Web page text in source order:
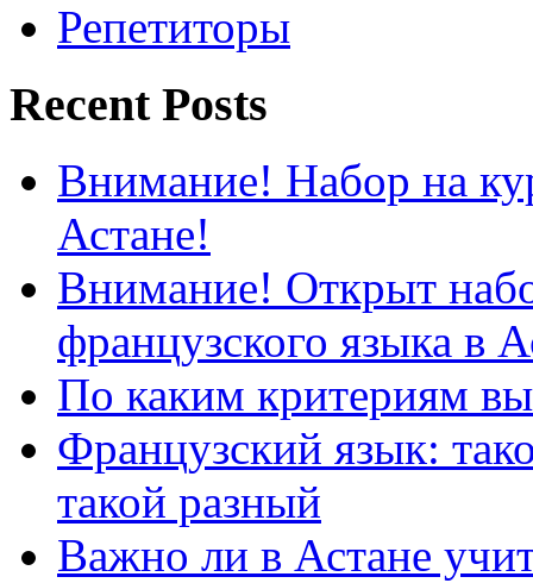
Репетиторы
Recent Posts
Внимание! Набор на
Астане!
Внимание! Открыт
французского языка в
По каким критериям
Французский язык:
такой разный
Важно ли в Астане